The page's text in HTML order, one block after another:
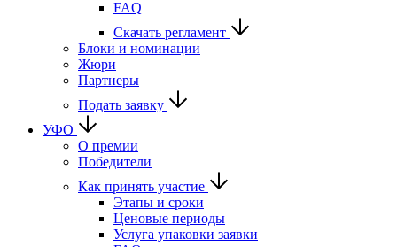
FAQ
Скачать регламент
Блоки и номинации
Жюри
Партнеры
Подать заявку
УФО
О премии
Победители
Как принять участие
Этапы и сроки
Ценовые периоды
Услуга упаковки заявки